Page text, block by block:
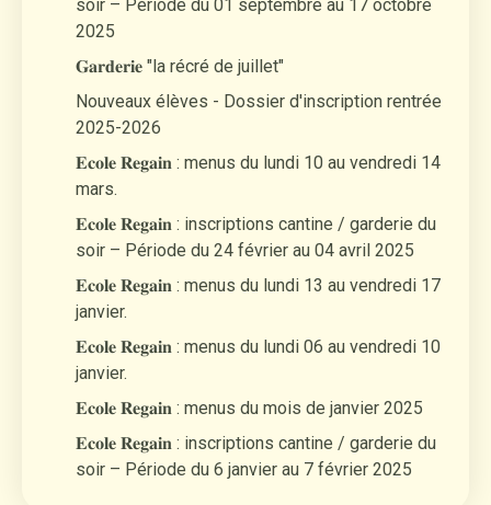
soir – Période du 01 septembre au 17 octobre
2025
𝐆𝐚𝐫𝐝𝐞𝐫𝐢𝐞 "la récré de juillet"
Nouveaux élèves - Dossier d'inscription rentrée
2025-2026
𝐄𝐜𝐨𝐥𝐞 𝐑𝐞𝐠𝐚𝐢𝐧 : menus du lundi 10 au vendredi 14
mars.
𝐄𝐜𝐨𝐥𝐞 𝐑𝐞𝐠𝐚𝐢𝐧 : inscriptions cantine / garderie du
soir – Période du 24 février au 04 avril 2025
𝐄𝐜𝐨𝐥𝐞 𝐑𝐞𝐠𝐚𝐢𝐧 : menus du lundi 13 au vendredi 17
janvier.
𝐄𝐜𝐨𝐥𝐞 𝐑𝐞𝐠𝐚𝐢𝐧 : menus du lundi 06 au vendredi 10
janvier.
𝐄𝐜𝐨𝐥𝐞 𝐑𝐞𝐠𝐚𝐢𝐧 : menus du mois de janvier 2025
𝐄𝐜𝐨𝐥𝐞 𝐑𝐞𝐠𝐚𝐢𝐧 : inscriptions cantine / garderie du
soir – Période du 6 janvier au 7 février 2025